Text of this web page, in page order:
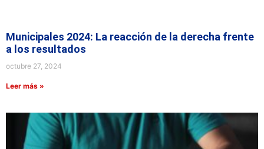
Municipales 2024: La reacción de la derecha frente
a los resultados
octubre 27, 2024
Leer más »